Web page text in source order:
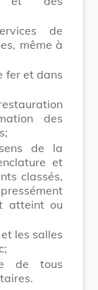
de
même à
fer et dans
des
de la
et
classés,
atteint ou
les salles
de tous